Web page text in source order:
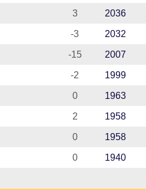
3 2036
-3 2032
-15 2007
-2 1999
0 1963
2 1958
0 1958
0 1940